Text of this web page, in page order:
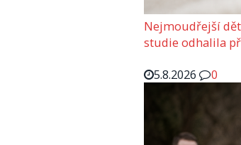
Nejmoudřejší
studie odhalila
5.8.2026
0